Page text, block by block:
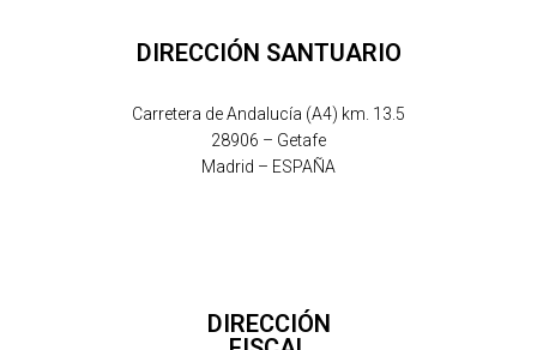
DIRECCIÓN SANTUARIO
Carretera de Andalucía (A4) km. 13.5
28906 – Getafe
Madrid – ESPAÑA
DIRECCIÓN